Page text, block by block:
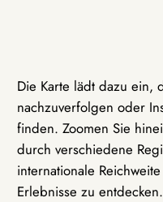
Die Karte lädt dazu ein,
nachzuverfolgen oder
finden. Zoomen Sie
durch verschiedene
internationale
Erlebnisse zu entdecken.